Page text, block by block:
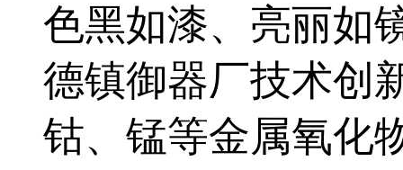
色黑如漆、亮丽如
德镇御器厂技术创
钴、锰等金属氧化